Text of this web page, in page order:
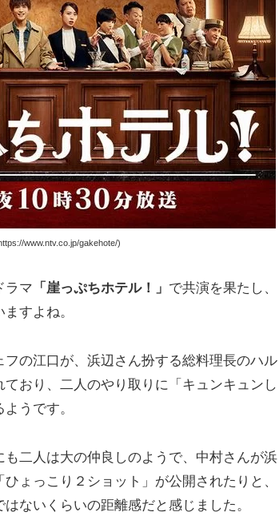
www.ntv.co.jp/gakehote/)
ラマ 「崖っぷちホテル！」 で共演を果たし、
すよね。
の江口が、浜辺さん扮する総料理長のハル
おり、二人のやり取りに「キュンキュンし
うです。
二人は大の仲良しのようで、中村さんが浜
ょっこり２ショット」が公開されたりと、
ないくらいの距離感だと感じました。